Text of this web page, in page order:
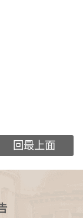
回最上面